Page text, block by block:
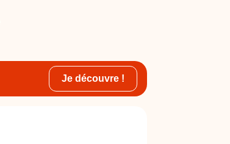
Je découvre !